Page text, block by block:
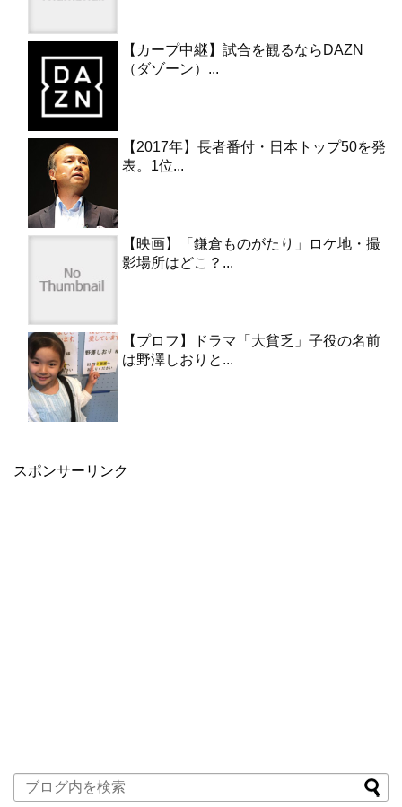
【カープ中継】試合を観るならDAZN
（ダゾーン）...
【2017年】長者番付・日本トップ50を発
表。1位...
【映画】「鎌倉ものがたり」ロケ地・撮
影場所はどこ？...
【プロフ】ドラマ「大貧乏」子役の名前
は野澤しおりと...
スポンサーリンク